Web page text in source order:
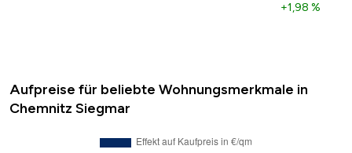
+1,98 %
Aufpreise für beliebte Wohnungsmerkmale in
Chemnitz Siegmar